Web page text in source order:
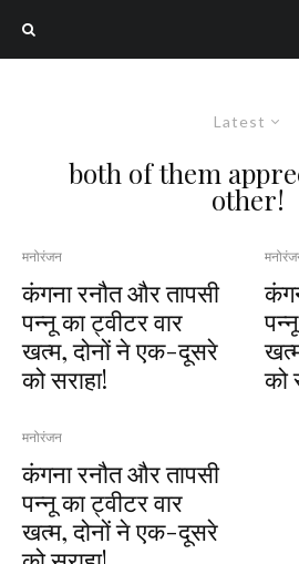
Latest
both of them
other!
मनोरंजन
कंगना रनौत और तापसी
पन्नू का ट्वीटर वार
खत्म, दोनों ने एक-दूसरे
को सराहा!
मनोरंजन
कंगना रनौत और तापसी
पन्नू का ट्वीटर वार
खत्म, दोनों ने एक-दूसरे
को